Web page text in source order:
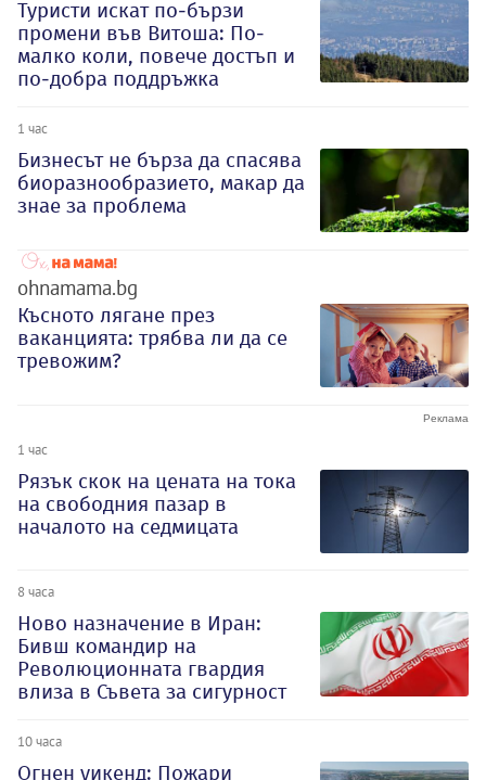
Туристи искат по-бързи
промени във Витоша: По-
малко коли, повече достъп и
по-добра поддръжка
1 час
Бизнесът не бърза да спасява
биоразнообразието, макар да
знае за проблема
ohnamama.bg
Късното лягане през
ваканцията: трябва ли да се
тревожим?
1 час
Рязък скок на цената на тока
на свободния пазар в
началото на седмицата
8 часа
Ново назначение в Иран:
Бивш командир на
Революционната гвардия
влиза в Съвета за сигурност
10 часа
Огнен уикенд: Пожари